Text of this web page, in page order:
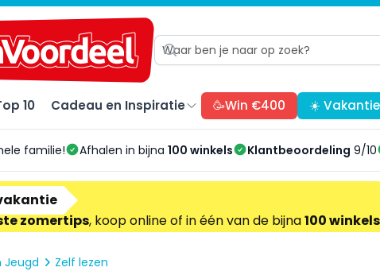
10 Cadeau en Inspiratie 🥳Win €400 ☀️
familie! Afhalen in bijna 100 winkels Klantbeoordeling 9/10
zomertips, koop online of in één van de bijna100 winkels
Jeugd Zelf lezen